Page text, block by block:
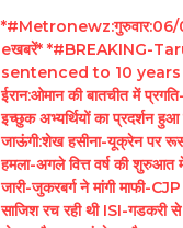
*#Metronewz:गुरुवार:06/
eखबरें* *#BREAKING-
sentenced to 10
ईरान:ओमान की बातचीत में
इच्छुक अभ्यर्थियों का प्रदर्शन
जाऊंगी:शेख हसीना-यूक्रेन पर
हमला-अगले वित्त वर्ष की शुरुआत
जारी-जुकरबर्ग ने मांगी माफी-
साजिश रच रही थी ISI-गडकरी